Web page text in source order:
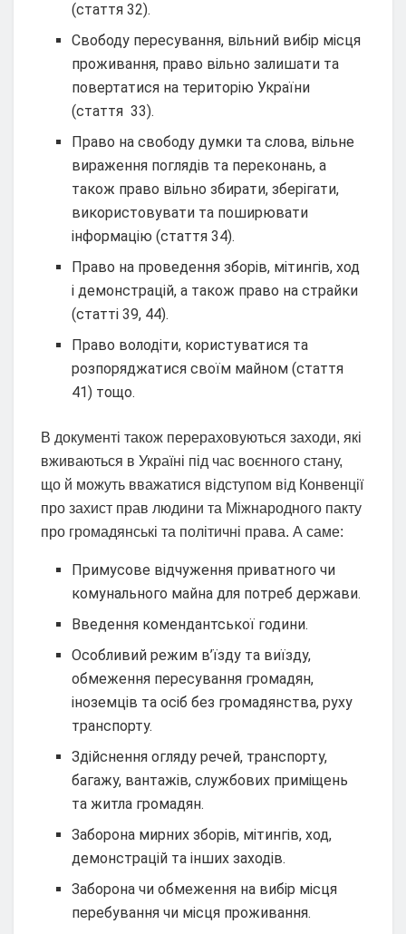
(стаття 32).
Свободу пересування, вільний вибір місця
проживання, право вільно залишати та
повертатися на територію України
(стаття 33).
Право на свободу думки та слова, вільне
вираження поглядів та переконань, а
також право вільно збирати, зберігати,
використовувати та поширювати
інформацію (стаття 34).
Право на проведення зборів, мітингів, ход
і демонстрацій, а також право на страйки
(статті 39, 44).
Право володіти, користуватися та
розпоряджатися своїм майном (стаття
41) тощо.
В документі також перераховуються заходи, які
вживаються в Україні під час воєнного стану,
що й можуть вважатися відступом від Конвенції
про захист прав людини та Міжнародного пакту
про громадянські та політичні права. А саме:
Примусове відчуження приватного чи
комунального майна для потреб держави.
Введення комендантської години.
Особливий режим в’їзду та виїзду,
обмеження пересування громадян,
іноземців та осіб без громадянства, руху
транспорту.
Здійснення огляду речей, транспорту,
багажу, вантажів, службових приміщень
та житла громадян.
Заборона мирних зборів, мітингів, ход,
демонстрацій та інших заходів.
Заборона чи обмеження на вибір місця
перебування чи місця проживання.